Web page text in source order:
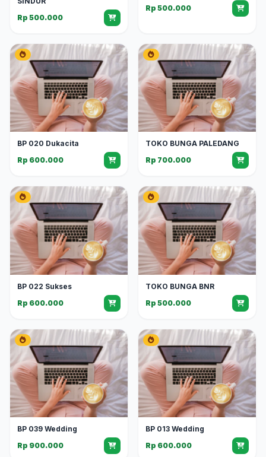
Rp 500.000
Rp 500.000
BP 020 Dukacita
Rp 600.000
TOKO BUNGA PALEDANG
Rp 700.000
BP 022 Sukses
Rp 600.000
TOKO BUNGA BNR
Rp 500.000
BP 039 Wedding
Rp 900.000
BP 013 Wedding
Rp 600.000